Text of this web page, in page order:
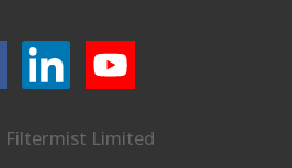
Limited